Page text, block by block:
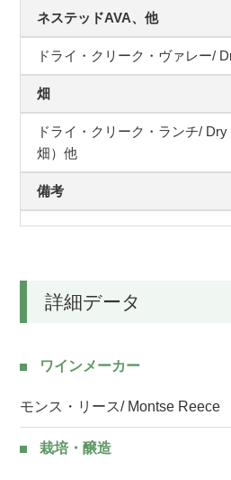
ネステッドAVA、他
ドライ・クリーク・ヴァレー/
畑
ドライ・クリーク・ランチ/
畑）他
備考
詳細データ
ワインメーカー
モンス・リース/ Montse Reece
栽培・醸造